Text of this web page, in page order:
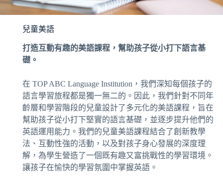
兒童美語
打造互動有趣的美語課程，幫助孩子從小打下語言基
礎。
在 TOP ABC Language Institution，我們深知每個孩子的
語言學習旅程都是獨一無二的。因此，我們針對不同年
齡層和學習階段的兒童設計了多元化的美語課程，旨在
幫助孩子從小打下堅實的語言基礎，並逐步提升他們的
英語運用能力。我們的兒童美語課程結合了創新教學
法、互動性強的活動，以及對孩子身心發展的深度理
解，為學生營造了一個既有趣又富挑戰性的學習環境。
讓孩子在愉快的學習氛圍中掌握英語。